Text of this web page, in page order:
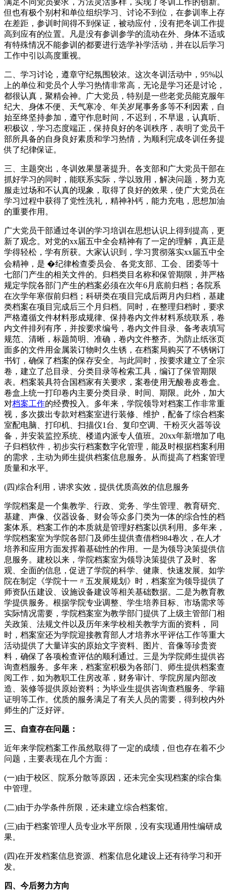
但也有极个别村和单位组织学习、讨论不到位，在参训率上存
在差距，参训时间得不到保证，被动应付，没有把冬训工作提
高到应有的位置。凡是没有参训参学的流动在外、身体不适或
有特殊情况不能参训的都要进行选学补学活动，并在以后学习
工作中引以高度重视。
二、学习讨论，遵章守纪氛围较浓。这次冬训活动中，95%以
上的单位和党员个人学习热情非常高，无论是学习还是讨论，
都很认真，聚精会神。广大党员，特别是一些老党员能克服年
纪大、身体不便、天气寒冷、年关岁尾事务多等不利因素，自
始至终坚持参加，遵守作息时间，不迟到，不早退，认真听、
积极议，学习态度端正，保持良好的冬训秩序，表明了党员干
部所具备的自身良好素质和学习热情，为顺利完成冬训任务提
供了纪律保证。
三、主题突出，冬训效果显著提升。各支部和广大党员干部在
抓好学习的同时，能联系实际，学以致用，解决问题，努力克
服走过场和不认真的现象，取得了良好的效果，使广大党员在
学习过程中获得了党性洗礼，精神补钙，能力充电，思想加油
的重要作用。
广大党员干部通过冬训的学习培训在思想认识上得到提高，更
新了观念。对党的xx届五中全会精神有了一定的理解，真正是
学得轻松，学有所获。大家认识到，学习贯彻落实xx届五中全
会精神，是 �纪律检查委员会、各党支部、工会、团委等十
七部门产生的相关文件的。归档类目名称和保管期限，并严格
规定学院各部门产生的档案必须在次年6月底前归档；各院系
在次学年寒假前归档；科研类在项目完成后两月内归档，基建
类档案在项目完成后三个月归档。同时，在整理归档时，要求
严格遵循文件材料形成规律、保持卷内文件材料系统联系，卷
内文件排列有序，并按要求编号，卷内文件目录、备考表填写
规范、清晰，标题简明、准确，卷内文件整齐。为防止纸张页
面多的文件用金属装订物时久生锈，在档案局购买了不锈钢订
书钉，确保了档案的保存安全。与此同时，按要求建立了全宗
卷，建立了总目录、分类目录等检索工具，编订了保管期限
表。档案装具符合国档家有关要求，案卷使用无酸卷皮卷盒。
卷盒上统一打印卷内主要分类目录、时间、期限。此外，加大
对档案工作的经费投入。多年来，学院领导对档案工作非常重
视，多次拨出专款对档案室进行装修、维护，配备了综合档案
室配电脑、打印机、扫描仪1台、复印空调、干粉灭火器等设
备，并安装监控系统、楼道内派专人值班。20xx年新增加了电
子归档软件，初步实行档案数字化管理，能及时根据档案利用
的需求，主动为师生提供档案信息服务。从而提高了档案管理
质量和水平。
(四)综合利用，讲求实效，提供优质高效的信息服务
学院档案是一个集教学、行政、党务、学生管理、教育研究、
基建、声像、仪器设备、财会等众多门类为一体的综合性的档
案体系。档案工作的本质就是管理好档案以供利用。多年来，
学院档案室为学院各部门及师生提供查借档984卷次，在人才
培养和应用方面发挥着基础性的作用。一是为领导决策提供信
息服务。建校以来，学院档案室为领导决策提供了及时、客
观、全面的信息，促进了学院的科学、健康、快速发展。如学
院在制定《学院十一〃五发展规划》时，档案室为领导提供了
师资队伍建设、设施设备建设等相关基础数据。二是为教育教
学提供服务。根据学院专业调整、学生培养目标、市场需求等
实际情况需要，学院档案室为教学部门提供了上级主管部门相
关政策、法规文件以及历年来学校相关教学方面的资料， 同
时，档案室还为学院迎接教育部人才培养水平评估工作等重大
活动提供了大量详实的原始文字资料、图片、音像等珍贵资
料，确保了各项检查评估的顺利通过。三是为学院师生提供咨
询查档服务。多年来，档案室积极为各部门、师生提供档案查
阅工作，如为教职工住房改革，财务审计、学院房屋内部改
造、装修等提供原始资料；为毕业生提供咨询查档服务、学籍
证明等工作。优质的服务满足了有关人员的需要，得到校内外
师生的广泛好评。
三、自查存在问题：
近年来学院档案工作虽然取得了一定的成绩，但也存在着不少
问题，主要表现在几个方面：
(一)由于校区、院系分散等原因，还未完全实现档案的综合集
中管理。
(二)由于办学条件所限，还未建立综合档案馆。
(三)由于档案管理人员专业水平所限，没有实现通用性编研成
果。
(四)在开发档案信息资源、档案信息化建设上还有待学习和开
发。
四、今后努力方向